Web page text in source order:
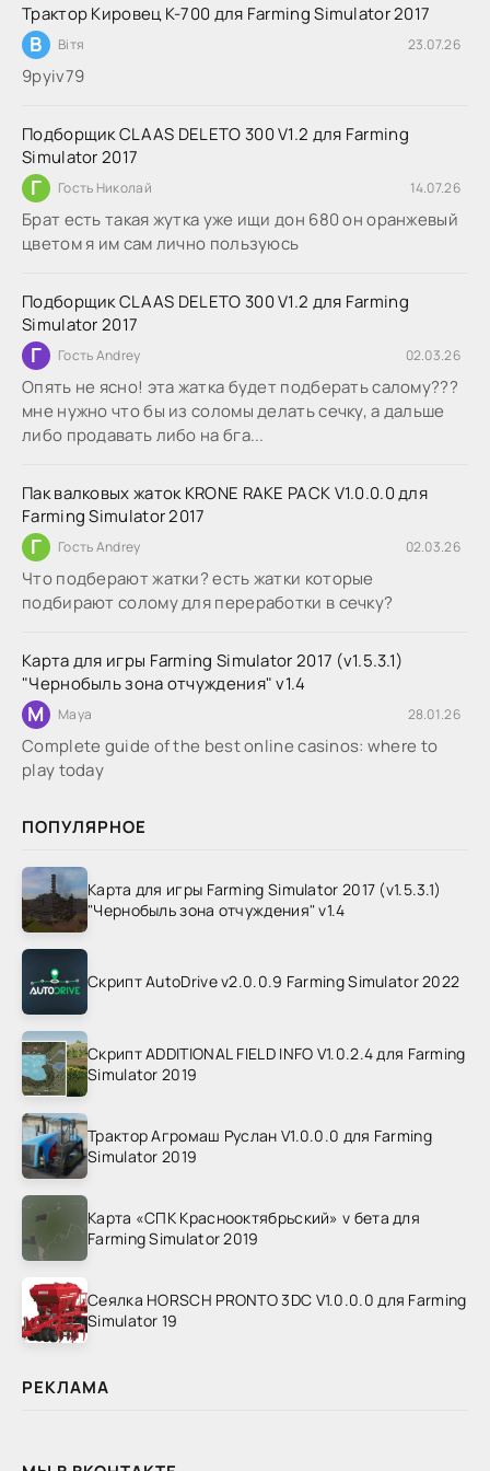
Трактор Кировец К-700 для Farming Simulator 2017
В Вітя 23.07.26
9руіv79
Подборщик CLAAS DELETO 300 V1.2 для Farming
Simulator 2017
Г Гость Николай 14.07.26
Брат есть такая жутка уже ищи дон 680 он оранжевый
цветом я им сам лично пользуюсь
Подборщик CLAAS DELETO 300 V1.2 для Farming
Simulator 2017
Г Гость Andrey 02.03.26
Опять не ясно! эта жатка будет подберать салому???
мне нужно что бы из соломы делать сечку, а дальше
либо продавать либо на бга...
Пак валковых жаток KRONE RAKE PACK V1.0.0.0 для
Farming Simulator 2017
Г Гость Andrey 02.03.26
Что подберают жатки? есть жатки которые
подбирают солому для переработки в сечку?
Карта для игры Farming Simulator 2017 (v1.5.3.1)
"Чернобыль зона отчуждения" v1.4
M Maya 28.01.26
Complete guide of the best online casinos: where to
play today
ПОПУЛЯРНОЕ
Карта для игры Farming Simulator 2017 (v1.5.3.1)
"Чернобыль зона отчуждения" v1.4
Скрипт AutoDrive v2.0.0.9 Farming Simulator 2022
Скрипт ADDITIONAL FIELD INFO V1.0.2.4 для Farming
Simulator 2019
Трактор Агромаш Руслан V1.0.0.0 для Farming
Simulator 2019
Карта «СПК Краснооктябрьский» v бета для
Farming Simulator 2019
Сеялка HORSCH PRONTO 3DC V1.0.0.0 для Farming
Simulator 19
РЕКЛАМА